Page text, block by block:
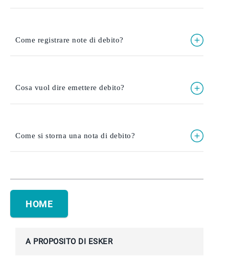
Come registrare note di debito?
Cosa vuol dire emettere debito?
Come si storna una nota di debito?
HOME
A PROPOSITO DI ESKER